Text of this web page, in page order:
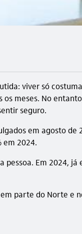
viver só
meses. No
seguro.
em agosto de
em 2024.
pessoa. Em 2024, já
em parte do Norte e